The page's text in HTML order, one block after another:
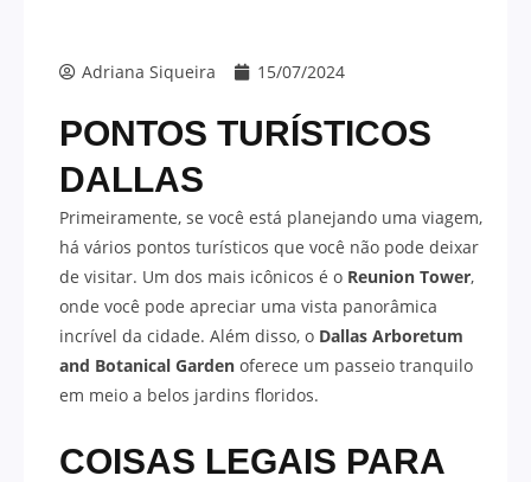
Adriana Siqueira 15/07/2024
PONTOS TURÍSTICOS
DALLAS
Primeiramente, se você está planejando uma viagem,
há vários pontos turísticos que você não pode deixar
de visitar. Um dos mais icônicos é o Reunion Tower,
onde você pode apreciar uma vista panorâmica
incrível da cidade. Além disso, o Dallas Arboretum
and Botanical Garden oferece um passeio tranquilo
em meio a belos jardins floridos.
COISAS LEGAIS PARA